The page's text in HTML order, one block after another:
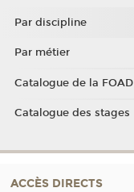
Par discipline
Par métier
Catalogue de la FOAD
Catalogue des stages
ACCÈS DIRECTS